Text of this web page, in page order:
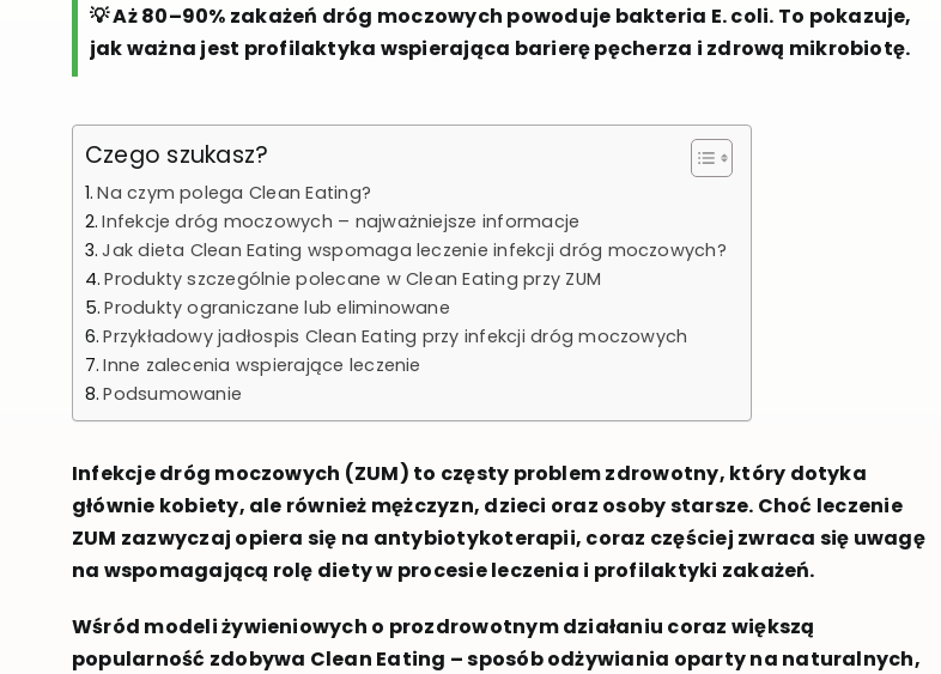
💡 Aż 80–90% zakażeń dróg moczowych powoduje bakteria E. coli. To pokazuje,
jak ważna jest profilaktyka wspierająca barierę pęcherza i zdrową mikrobiotę.
Czego szukasz?
Na czym polega Clean Eating?
Infekcje dróg moczowych – najważniejsze informacje
Jak dieta Clean Eating wspomaga leczenie infekcji dróg moczowych?
Produkty szczególnie polecane w Clean Eating przy ZUM
Produkty ograniczane lub eliminowane
Przykładowy jadłospis Clean Eating przy infekcji dróg moczowych
Inne zalecenia wspierające leczenie
Podsumowanie
Infekcje dróg moczowych (ZUM) to częsty problem zdrowotny, który dotyka
głównie kobiety, ale również mężczyzn, dzieci oraz osoby starsze. Choć leczenie
ZUM zazwyczaj opiera się na antybiotykoterapii, coraz częściej zwraca się uwagę
na wspomagającą rolę diety w procesie leczenia i profilaktyki zakażeń.
Wśród modeli żywieniowych o prozdrowotnym działaniu coraz większą
popularność zdobywa Clean Eating – sposób odżywiania oparty na naturalnych,